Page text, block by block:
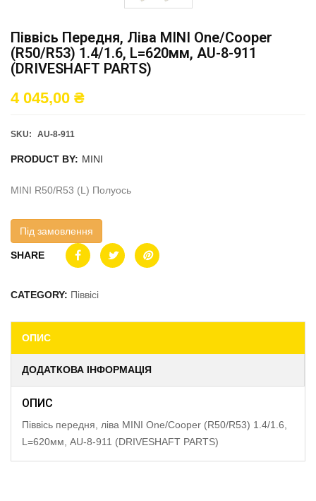
Піввісь Передня, Ліва MINI One/Cooper
(R50/R53) 1.4/1.6, L=620мм, AU-8-911
(DRIVESHAFT PARTS)
4 045,00 ₴
SKU: AU-8-911
PRODUCT BY: MINI
MINI R50/R53 (L) Полуось
Під замовлення
SHARE
CATEGORY: Піввісі
ОПИС
ДОДАТКОВА ІНФОРМАЦІЯ
ОПИС
Піввісь передня, ліва MINI One/Cooper (R50/R53) 1.4/1.6,
L=620мм, AU-8-911 (DRIVESHAFT PARTS)